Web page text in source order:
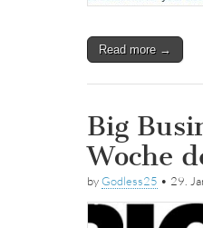
Read more →
Big
Woche
byGodless25 • 29.